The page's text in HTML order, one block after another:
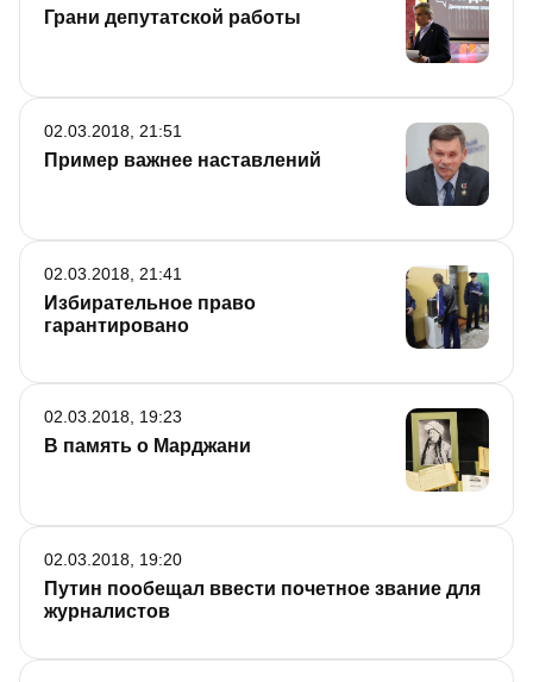
Грани депутатской работы
Пример важнее наставлений
02.03.2018, 21:51
Избирательное право
гарантировано
02.03.2018, 21:41
В память о Марджани
02.03.2018, 19:23
Путин пообещал ввести почетное звание для
журналистов
02.03.2018, 19:20